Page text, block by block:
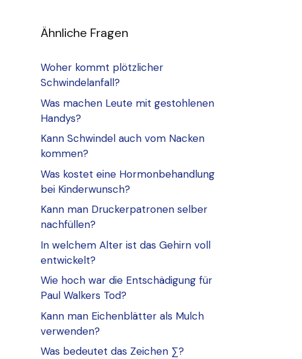
Ähnliche Fragen
Woher kommt plötzlicher
Schwindelanfall?
Was machen Leute mit gestohlenen
Handys?
Kann Schwindel auch vom Nacken
kommen?
Was kostet eine Hormonbehandlung
bei Kinderwunsch?
Kann man Druckerpatronen selber
nachfüllen?
In welchem Alter ist das Gehirn voll
entwickelt?
Wie hoch war die Entschädigung für
Paul Walkers Tod?
Kann man Eichenblätter als Mulch
verwenden?
Was bedeutet das Zeichen ∑?